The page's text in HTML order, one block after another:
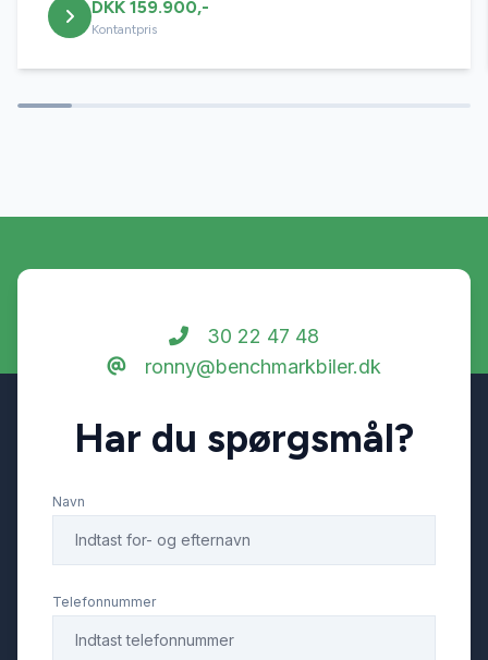
DKK 159.900,-
Kontantpris
30 22 47 48
ronny@benchmarkbiler.dk
Har du spørgsmål?
Navn
Telefonnummer